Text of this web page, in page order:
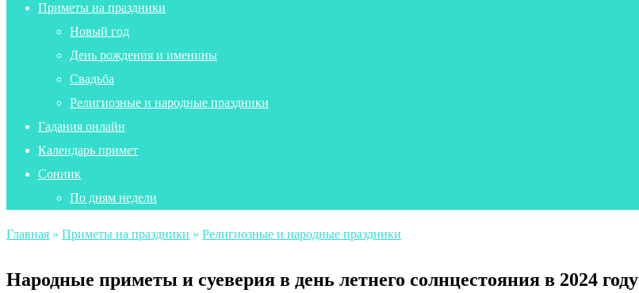
Приметы на праздники
Новый год
День рождения и именины
Свадьба
Религиозные и народные праздники
Гадания онлайн
Календарь примет
Сонник
По дням недели
Главная » Приметы на праздники » Религиозные и народные праздники
Народные приметы и суеверия в день летнего солнцестояния в 2024 году